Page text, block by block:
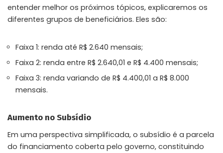
entender melhor os próximos tópicos, explicaremos os
diferentes grupos de beneficiários. Eles são:
Faixa 1: renda até R$ 2.640 mensais;
Faixa 2: renda entre R$ 2.640,01 e R$ 4.400 mensais;
Faixa 3: renda variando de R$ 4.400,01 a R$ 8.000
mensais.
Aumento no Subsídio
Em uma perspectiva simplificada, o subsídio é a parcela
do financiamento coberta pelo governo, constituindo